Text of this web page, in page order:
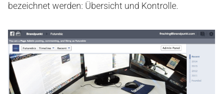
bezeichnet werden: Übersicht und Kontrolle.